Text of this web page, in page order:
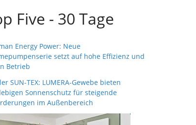
Five - 30 Tage
Energy Power: Neue
setzt auf hohe Effizienz und
Betrieb
SUN-TEX: LUMERA-Gewebe bieten
Sonnenschutz für steigende
im Außenbereich